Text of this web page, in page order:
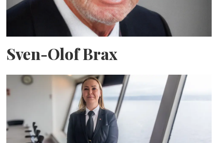
Sven-Olof Brax